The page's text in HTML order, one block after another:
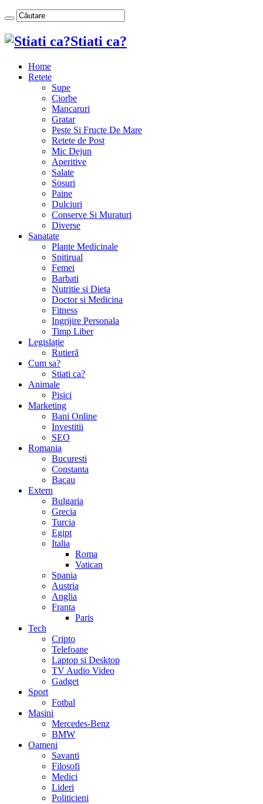
Stiati ca?
Home
Retete
Supe
Ciorbe
Mancaruri
Gratar
Peste Si Fructe De Mare
Retete de Post
Mic Dejun
Aperitive
Salate
Sosuri
Paine
Dulciuri
Conserve Si Muraturi
Diverse
Sanatate
Plante Medicinale
Spitirual
Femei
Barbati
Nutritie si Dieta
Doctor si Medicina
Fitness
Ingrijire Personala
Timp Liber
Legislație
Rutieră
Cum sa?
Stiati ca?
Animale
Pisici
Marketing
Bani Online
Investitii
SEO
Romania
Bucuresti
Constanta
Bacau
Extern
Bulgaria
Grecia
Turcia
Egipt
Italia
Roma
Vatican
Spania
Austria
Anglia
Franta
Paris
Tech
Cripto
Telefoane
Laptop si Desktop
TV Audio Video
Gadget
Sport
Fotbal
Masini
Mercedes-Benz
BMW
Oameni
Savanti
Filosofi
Medici
Lideri
Politicieni